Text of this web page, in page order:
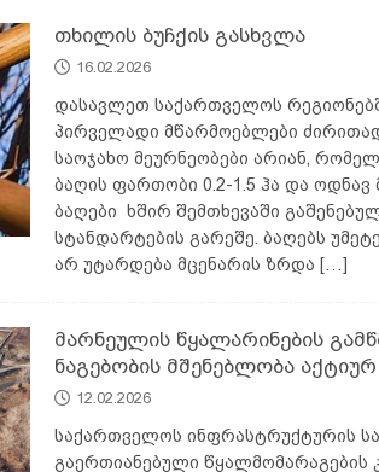
თხილის ბუჩქის გასხვლა
16.02.2026
დასავლეთ საქართველოს
პირველადი მწარმოებლები
საოჯახო მეურნეობები არიან,
ბაღის ფართობი 0.2-1.5 ჰა და ოდნავ
ბაღები ხშირ შემთხევაში
სტანდარტების გარეშე. ბაღებს
არ უტარდება მცენარის ზრდა […]
მარნეულის წყალარინების
ნაგებობის მშენებლობა
12.02.2026
საქართველოს ინფრასტრუქტურის
გაერთიანებული წყალმომარაგების